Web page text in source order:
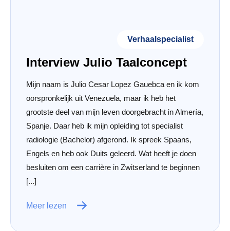
Verhaalspecialist
Interview Julio Taalconcept
Mijn naam is Julio Cesar Lopez Gauebca en ik kom
oorspronkelijk uit Venezuela, maar ik heb het
grootste deel van mijn leven doorgebracht in Almería,
Spanje. Daar heb ik mijn opleiding tot specialist
radiologie (Bachelor) afgerond. Ik spreek Spaans,
Engels en heb ook Duits geleerd. Wat heeft je doen
besluiten om een carrière in Zwitserland te beginnen
[...]
Meer lezen